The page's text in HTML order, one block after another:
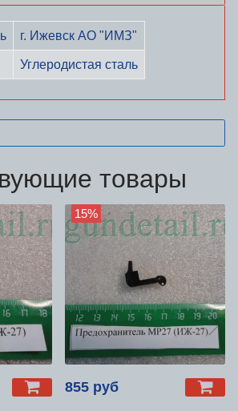
г. Ижевск АО "ИМЗ"
Углеродистая сталь
товары
15%
855 руб